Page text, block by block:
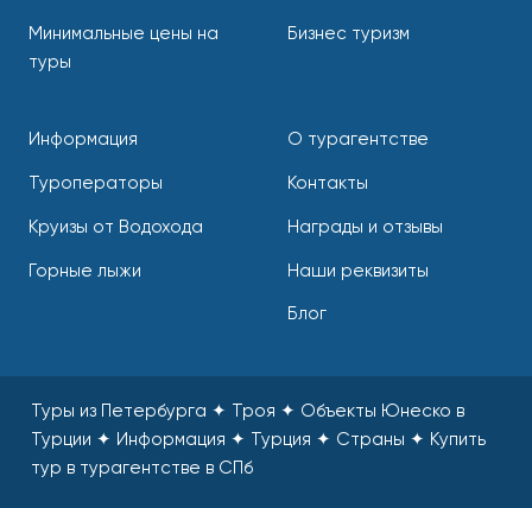
Минимальные цены на
туры
Бизнес туризм
Информация
Туроператоры
Круизы от Водохода
Горные лыжи
О турагентстве
Контакты
Награды и отзывы
Наши реквизиты
Блог
Туры из Петербурга ✦ Троя ✦ Объекты Юнеско в
Турции ✦ Информация ✦ Турция ✦ Страны ✦ Купить
тур в турагентстве в СПб